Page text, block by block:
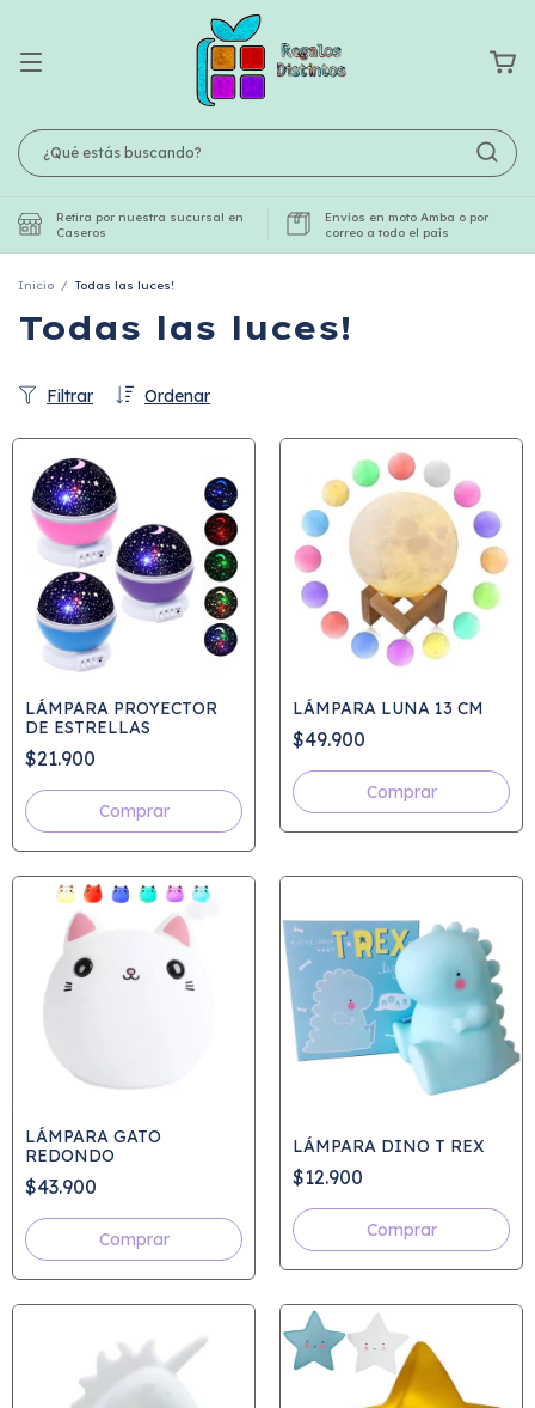
Retira por nuestra sucursal en
Caseros
Envíos en moto Amba o por
correo a todo el país
Inicio / Todas las luces!
Todas las luces!
Ordenar
Filtrar
LÁMPARA PROYECTOR
DE ESTRELLAS
$21.900
Comprar
LÁMPARA LUNA 13 CM
$49.900
LÁMPARA GATO
REDONDO
$43.900
LÁMPARA DINO T REX
$12.900
Comprar